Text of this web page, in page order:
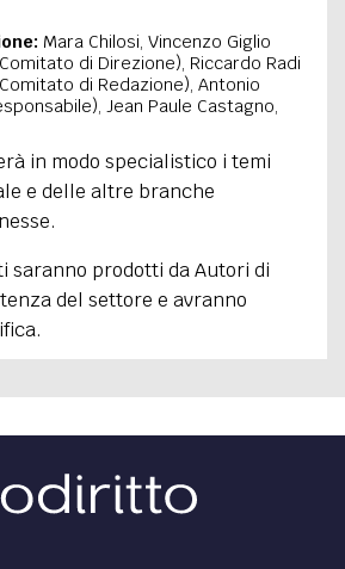
Mara Chilosi, Vincenzo Giglio
di Direzione), Riccardo Radi
di Redazione), Antonio
Jean Paule Castagno,
in modo specialistico i temi
e delle altre branche
saranno prodotti da Autori di
del settore e avranno